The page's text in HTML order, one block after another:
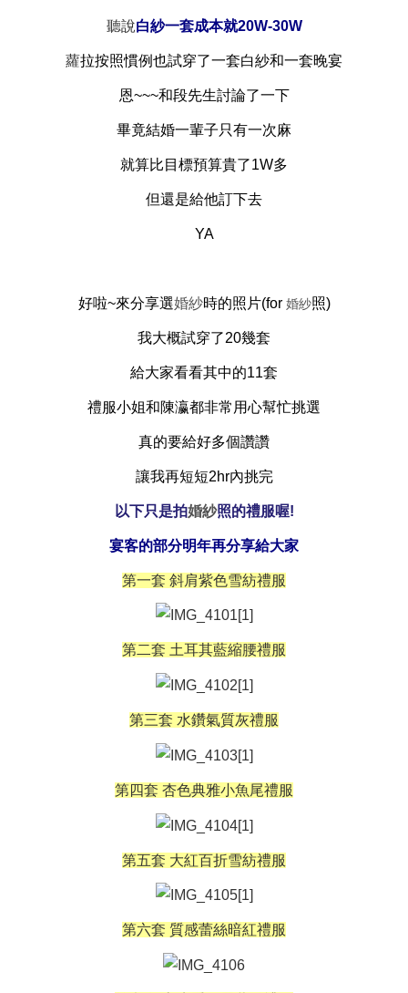
聽說白紗一套成本就20W-30W
蘿拉按照慣例也試穿了一套白紗和一套晚宴
恩~~~和段先生討論了一下
畢竟結婚一輩子只有一次麻
就算比目標預算貴了1W多
但還是給他訂下去
YA
好啦~來分享選婚紗時的照片(for 婚紗照)
我大概試穿了20幾套
給大家看看其中的11套
禮服小姐和陳瀛都非常用心幫忙挑選
真的要給好多個讚讚
讓我再短短2hr內挑完
以下只是拍婚紗照的禮服喔!
宴客的部分明年再分享給大家
第一套 斜肩紫色雪紡禮服
第二套 土耳其藍縮腰禮服
第三套 水鑽氣質灰禮服
第四套 杏色典雅小魚尾禮服
第五套 大紅百折雪紡禮服
第六套 質感蕾絲暗紅禮服